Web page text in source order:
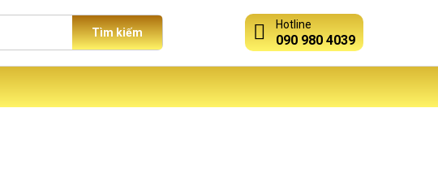
Tìm kiếm
Hotline
090 980 4039